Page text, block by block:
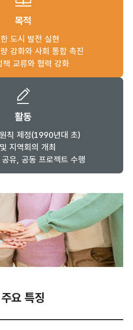
목적
도시 발전 실현
강화와 사회 통합 촉진
책 교류와 협력 강화
활동
칙 제정(1990년대 초)
지역회의 개최
유, 공동 프로젝트 수행
주요 특징